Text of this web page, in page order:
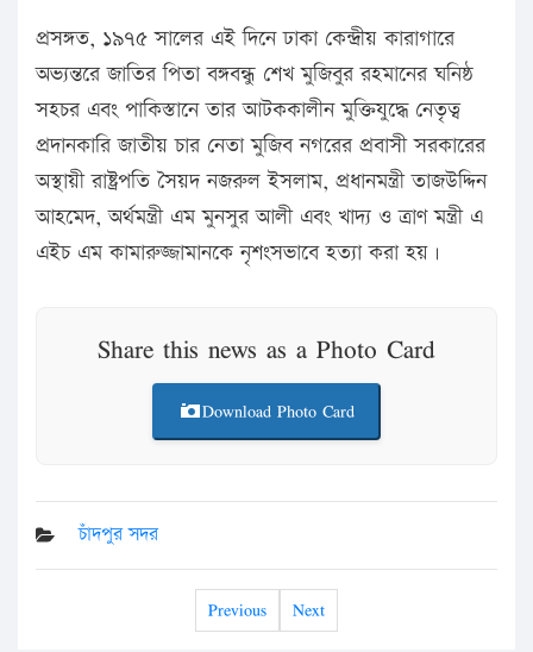
প্রসঙ্গত, ১৯৭৫ সালের এই দিনে ঢাকা কেন্দ্রীয় কারাগারে
অভ্যন্তরে জাতির পিতা বঙ্গবন্ধু শেখ মুজিবুর রহমানের ঘনিষ্ঠ
সহচর এবং পাকিস্তানে তার আটককালীন মুক্তিযুদ্ধে নেতৃত্ব
প্রদানকারি জাতীয় চার নেতা মুজিব নগরের প্রবাসী সরকারের
অস্থায়ী রাষ্ট্রপতি সৈয়দ নজরুল ইসলাম, প্রধানমন্ত্রী তাজউদ্দিন
আহমেদ, অর্থমন্ত্রী এম মুনসুর আলী এবং খাদ্য ও ত্রাণ মন্ত্রী এ
এইচ এম কামারুজ্জামানকে নৃশংসভাবে হত্যা করা হয়।
Share this news as a Photo Card
Download Photo Card
চাঁদপুর সদর
Previous Next